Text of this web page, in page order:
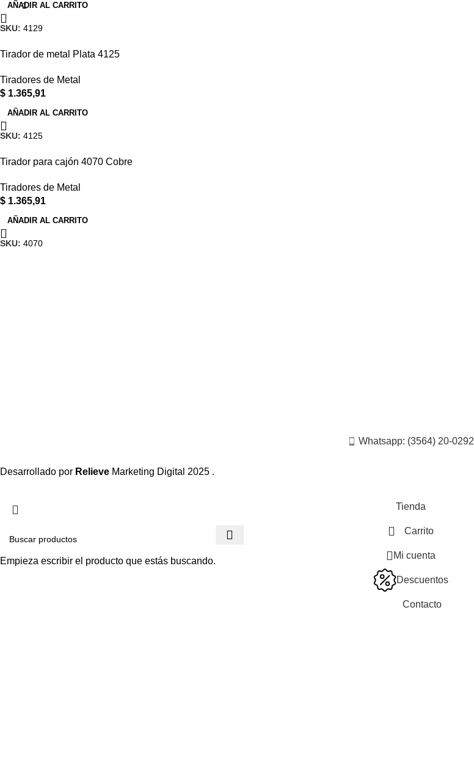
AÑADIR AL CARRITO
SKU: 4129
Tirador de metal Plata 4125
Tiradores de Metal
$ 1.365,91
AÑADIR AL CARRITO
SKU: 4125
Tirador para cajón 4070 Cobre
Tiradores de Metal
$ 1.365,91
AÑADIR AL CARRITO
SKU: 4070
Whatsapp: (3564) 20-0292
Desarrollado por Relieve Marketing Digital 2025 .
Empieza escribir el producto que estás buscando.
Tienda
Carrito
Mi cuenta
Descuentos
Contacto